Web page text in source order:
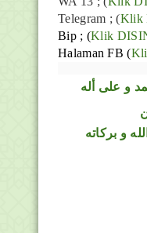
Telegram ;(Klik
Bip ; (Klik
Halaman FB(
و على أله
و بركاته